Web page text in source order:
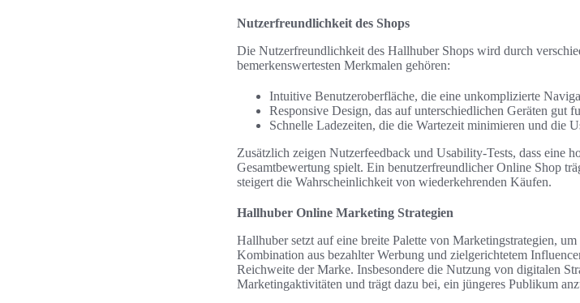
Nutzerfreundlichkeit des Shops
Die Nutzerfreundlichkeit des Hallhuber Shops wird durch
bemerkenswertesten Merkmalen gehören:
Intuitive Benutzeroberfläche, die eine unkomplizierte
Responsive Design, das auf unterschiedlichen Geräten gut
Schnelle Ladezeiten, die die Wartezeit minimieren und die
Zusätzlich zeigen Nutzerfeedback und Usability-Tests, dass eine
Gesamtbewertung spielt. Ein benutzerfreundlicher Online Shop
steigert die Wahrscheinlichkeit von wiederkehrenden Käufen.
Hallhuber Online Marketing Strategien
Hallhuber setzt auf eine breite Palette von Marketingstrategien,
Kombination aus bezahlter Werbung und zielgerichtetem
Reichweite der Marke. Insbesondere die Nutzung von digitalen
Marketingaktivitäten und trägt dazu bei, ein jüngeres Publikum